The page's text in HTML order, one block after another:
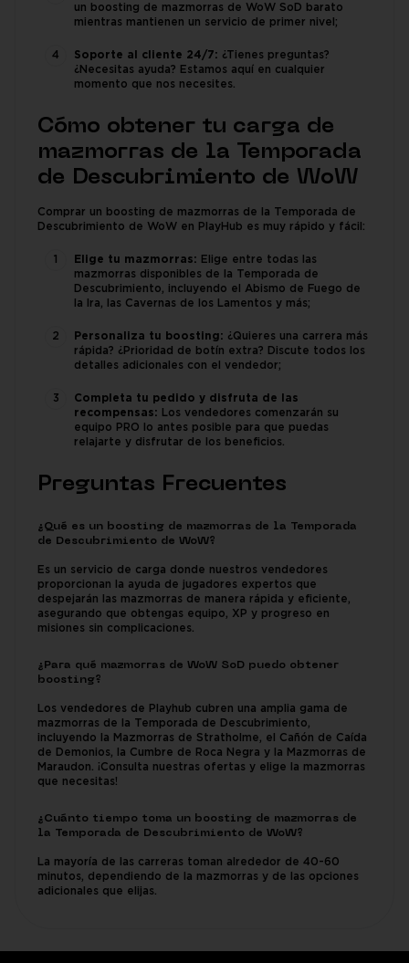
un boosting de mazmorras de WoW SoD barato
mientras mantienen un servicio de primer nivel;
Soporte al cliente 24/7: ¿Tienes preguntas?
¿Necesitas ayuda? Estamos aquí en cualquier
momento que nos necesites.
Cómo obtener tu carga de
mazmorras de la Temporada
de Descubrimiento de WoW
Comprar un boosting de mazmorras de la Temporada de
Descubrimiento de WoW en PlayHub es muy rápido y fácil:
Elige tu mazmorras: Elige entre todas las
mazmorras disponibles de la Temporada de
Descubrimiento, incluyendo el Abismo de Fuego de
la Ira, las Cavernas de los Lamentos y más;
Personaliza tu boosting: ¿Quieres una carrera más
rápida? ¿Prioridad de botín extra? Discute todos los
detalles adicionales con el vendedor;
Completa tu pedido y disfruta de las
recompensas: Los vendedores comenzarán su
equipo PRO lo antes posible para que puedas
relajarte y disfrutar de los beneficios.
Preguntas Frecuentes
¿Qué es un boosting de mazmorras de la Temporada
de Descubrimiento de WoW?
Es un servicio de carga donde nuestros vendedores
proporcionan la ayuda de jugadores expertos que
despejarán las mazmorras de manera rápida y eficiente,
asegurando que obtengas equipo, XP y progreso en
misiones sin complicaciones.
¿Para qué mazmorras de WoW SoD puedo obtener
boosting?
Los vendedores de Playhub cubren una amplia gama de
mazmorras de la Temporada de Descubrimiento,
incluyendo la Mazmorras de Stratholme, el Cañón de Caída
de Demonios, la Cumbre de Roca Negra y la Mazmorras de
Maraudon. ¡Consulta nuestras ofertas y elige la mazmorras
que necesitas!
¿Cuánto tiempo toma un boosting de mazmorras de
la Temporada de Descubrimiento de WoW?
La mayoría de las carreras toman alrededor de 40-60
minutos, dependiendo de la mazmorras y de las opciones
adicionales que elijas.